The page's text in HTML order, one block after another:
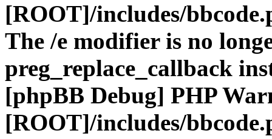
[ROOT]/includes/
The /e modifier is no
preg_replace_callback
[phpBB Debug] PHP
[ROOT]/includes/